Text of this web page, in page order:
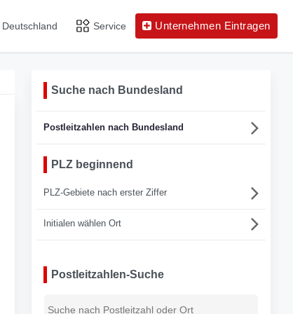
Deutschland Service Unternehmen Eintragen
Suche nach Bundesland
Postleitzahlen nach Bundesland
PLZ beginnend
PLZ-Gebiete nach erster Ziffer
Initialen wählen Ort
Postleitzahlen-Suche